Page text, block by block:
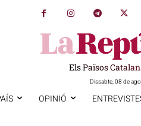
Els Països
Dissabte, 08 de
OPINIÓ